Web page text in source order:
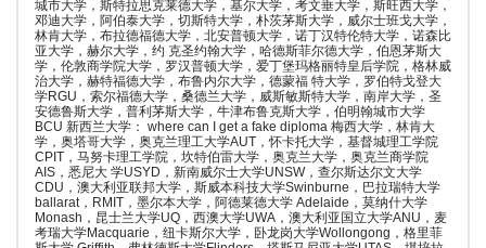
城市大学，斯特拉思克莱德大学，基尔大学，考文垂大学，斯旺西大学，
邓迪大学，阿伯泰大学，切斯特大学，朴茨茅斯大学，威尔士班戈大学，
林肯大学，布拉德福德大学，北安普顿大学，诺丁汉特伦特大学，诺森比
亚大学，赫尔大学，约 克圣约翰大学，哈德斯菲尔德大学，伯恩茅斯大
学，伦敦商学院大学，罗汉普顿大学，爱丁堡玛格丽特皇后学院，格林威
治大学，赫特福德大学，布鲁内尔大学，德蒙福 特大学，罗伯特戈登大
学RGU，索尔福德大学，桑德兰大学，威斯敏斯特大学，南岸大学，圣
安德鲁斯大学，普利茅斯大学，牛津布鲁克斯大学，伯明翰城市大学
BCU 新西兰大学： where can I get a fake diploma 梅西大学，林肯大
学，奥塔哥大学，奥克兰理工大学AUT，怀卡托大学，基督城理工学院
CPIT，马努卡理工学院，坎特伯雷大学，奥克兰大学，奥克兰商学院
AIS，悉尼大 学USYD，新南威尔士大学UNSW，查尔斯达尔文大学
CDU，澳大利亚联邦大学，斯威本科技大学Swinburne，巴拉瑞特大学
ballarat，RMIT，墨尔本大学，阿德莱德大学 Adelaide，莫纳什大学
Monash，昆士兰大学UQ，西澳大学UWA，澳大利亚国立大学ANU，麦
考瑞大学Macquarie，纽卡斯尔大学，卧龙岗大学Wollongong，格里菲